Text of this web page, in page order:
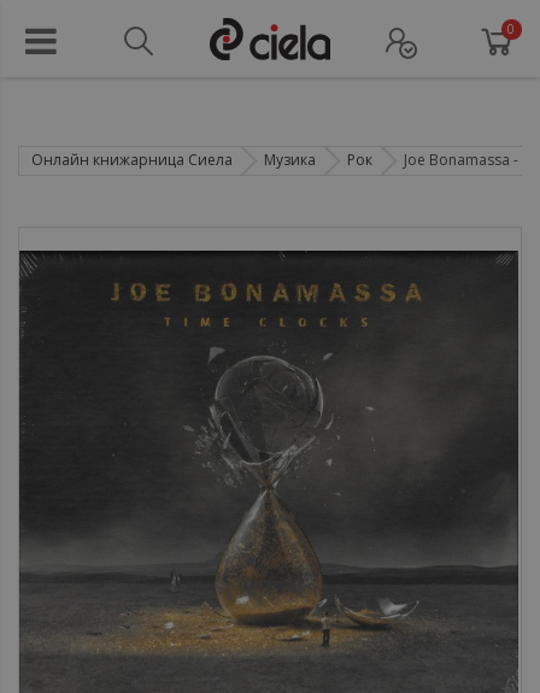
0
Онлайн книжарница Сиела Музика Рок Joe Bonamassa -